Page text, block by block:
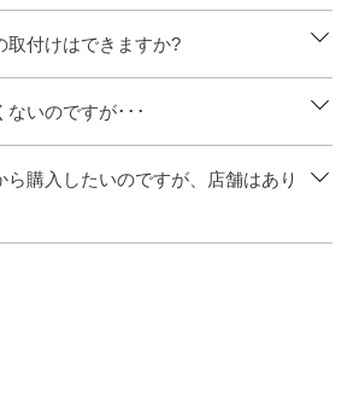
取付けはできますか?
ないのですが･･･
ら購入したいのですが、店舗はあり